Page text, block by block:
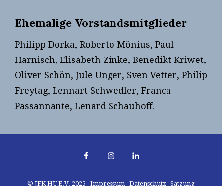
Ehemalige Vorstandsmitglieder
Philipp Dorka, Roberto Mönius, Paul
Harnisch, Elisabeth Zinke, Benedikt Kriwet,
Oliver Schön, Jule Unger, Sven Vetter, Philip
Freytag, Lennart Schwedler, Franca
Passannante, Lenard Schauhoff.
FacebookInstagramLinkedIn
© JFK HU E.V. 2025 Impressum Datenschutz Satzung